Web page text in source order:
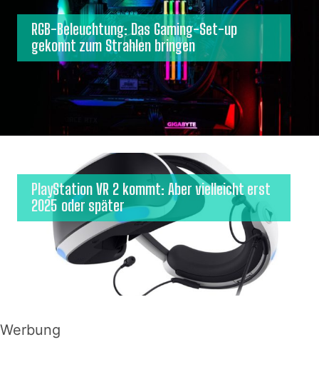
RGB-Beleuchtung: Das Gaming-Set-up
gekonnt zum Strahlen bringen
PlayStation VR 2 kommt: Aber vielleicht erst
2025 oder später
Werbung